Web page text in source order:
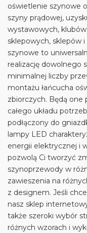
oświetlenie szynowe
szyny prądowej,
wystawowych,
sklepowych, sklepów
szynowe to
realizację dowolnego
minimalnej liczby
montażu łańcucha
zbiorczych. Będą one
całego układu
podłączony do
lampy LED
energii elektrycznej i
pozwolą Ci tworzyć
szynoprzewody w
zawieszenia na
z designem. Jeśli
nasz sklep
także szeroki wybór
różnych wzorach i